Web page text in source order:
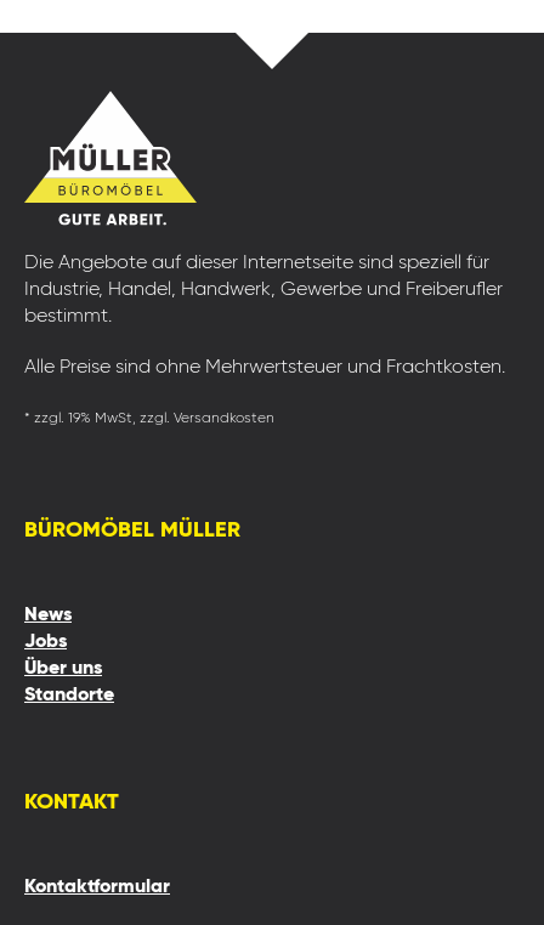
Die Angebote auf dieser Internetseite sind speziell für
Industrie, Handel, Handwerk, Gewerbe und Freiberufler
bestimmt.
Alle Preise sind ohne Mehrwertsteuer und Frachtkosten.
* zzgl. 19% MwSt, zzgl. Versandkosten
BÜROMÖBEL MÜLLER
News
Jobs
Über uns
Standorte
KONTAKT
Kontaktformular